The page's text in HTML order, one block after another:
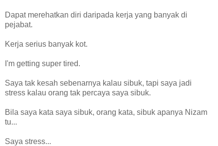
Dapat merehatkan diri daripada kerja yang banyak di
pejabat.
Kerja serius banyak kot.
I'm getting super tired.
Saya tak kesah sebenarnya kalau sibuk, tapi saya jadi
stress kalau orang tak percaya saya sibuk.
Bila saya kata saya sibuk, orang kata, sibuk apanya Nizam
tu...
Saya stress...